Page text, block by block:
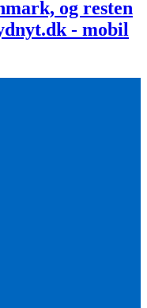
og resten
- mobil